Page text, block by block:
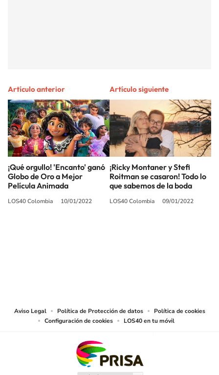
Artículo anterior
¡Qué orgullo! 'Encanto' ganó
Globo de Oro a Mejor
Película Animada
LOS40 Colombia 10/01/2022
Artículo siguiente
¡Ricky Montaner y Stefi
Roitman se casaron! Todo lo
que sabemos de la boda
LOS40 Colombia 09/01/2022
Aviso Legal Política de Protección de datos
Política de cookies
Configuración de cookies
LOS40 en tu móvil